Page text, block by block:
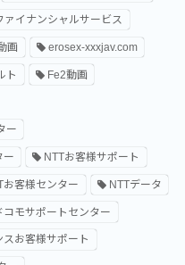
ァイナンシャルサービス
画 erosex-xxxjav.com
ト Fe2動画
ー
ー NTTお客様サポート
お客様センター NTTデータ
コモサポートセンター
スお客様サポート